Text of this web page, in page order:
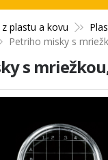
plastu a kovu
Petriho misky s
s